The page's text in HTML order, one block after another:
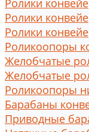
Ролики
Ролики
Ролики
Роликоопоры
Желобчатые
Желобчатые
Роликоопоры
Барабаны
Приводные